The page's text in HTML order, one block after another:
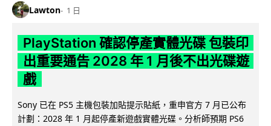
Lawton 1 日
PlayStation 確認停產實體光碟 包裝印
出重要通告 2028 年 1 月後不出光碟遊
戲
Sony 已在 PS5 主機包裝加貼提示貼紙，重申官方 7 月已公布
計劃：2028 年 1 月起停產新遊戲實體光碟。分析師預期 PS6